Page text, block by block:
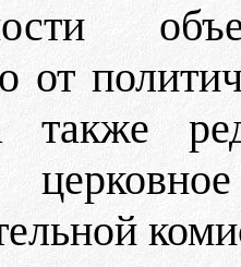
от
также